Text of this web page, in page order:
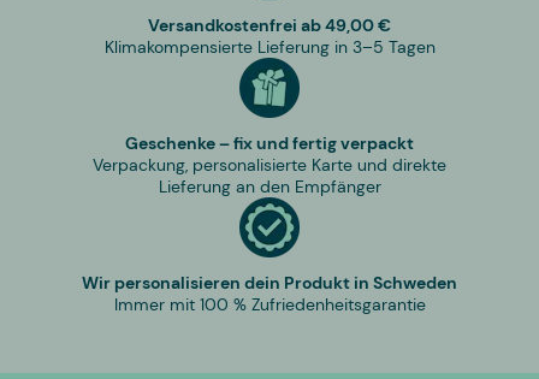
Versandkostenfrei ab 49,00 €
Klimakompensierte Lieferung in 3–5 Tagen
Geschenke – fix und fertig verpackt
Verpackung, personalisierte Karte und direkte
Lieferung an den Empfänger
Wir personalisieren dein Produkt in Schweden
Immer mit 100 % Zufriedenheitsgarantie